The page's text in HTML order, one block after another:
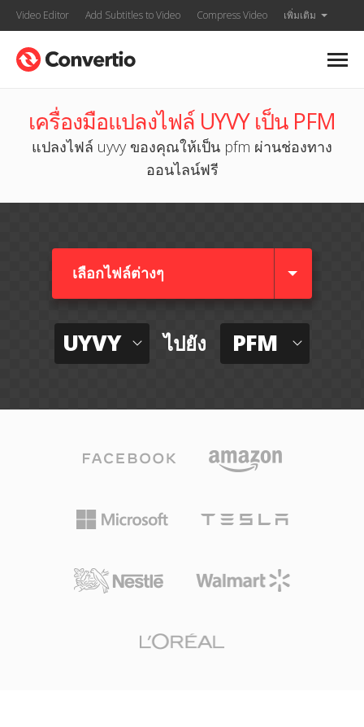
Video Editor Add Subtitles to Video Compress Video เพิ่มเติม
เครื่องมือแปลงไฟล์ UYVY เป็น PFM
แปลงไฟล์ uyvy ของคุณให้เป็น pfm ผ่านช่องทาง
ออนไลน์ฟรี
เลือกไฟล์ต่างๆ​
UYVY ไปยัง PFM